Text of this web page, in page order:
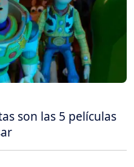
son las 5 películas